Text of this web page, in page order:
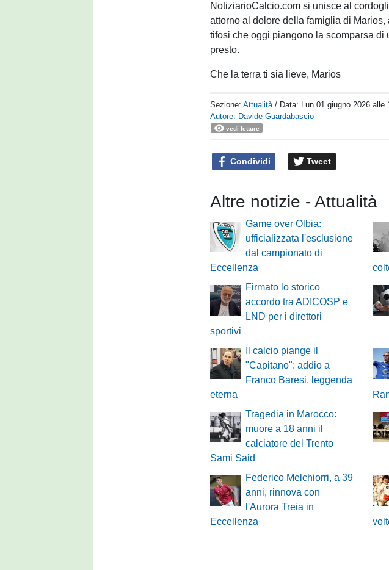
NotiziarioCalcio.com si unisce al
attorno al dolore della famiglia di Marios,
tifosi che oggi piangono la scomparsa di
presto.
Che la terra ti sia lieve, Marios
Sezione:Attualità / Data: Lun 01 giugno 2026 alle
Autore: Davide Guardabascio
vedi letture
Condividi Tweet
Altre notizie - Attualità
Game over Olbia:
ufficializzata l'esclusione
dal campionato di
Eccellenza
Firmato lo storico
accordo tra ADICOSP e
LND per i direttori
sportivi
Il calcio piange il
"Capitano": addio a
Franco Baresi, leggenda
eterna
Tragedia in Marocco:
muore a 18 anni il
calciatore del Trento
Sami Said
Federico Melchiorri, a 39
anni, rinnova con
l'Aurora Treia in
Eccellenza